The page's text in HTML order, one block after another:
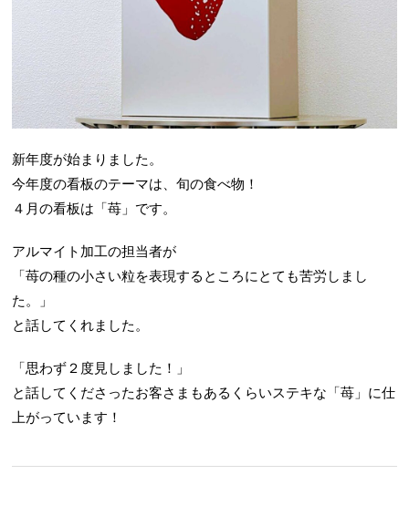
新年度が始まりました。
今年度の看板のテーマは、旬の食べ物！
４月の看板は「苺」です。
アルマイト加工の担当者が
「苺の種の小さい粒を表現するところにとても苦労しまし
た。」
と話してくれました。
「思わず２度見しました！」
と話してくださったお客さまもあるくらいステキな「苺」に仕
上がっています！